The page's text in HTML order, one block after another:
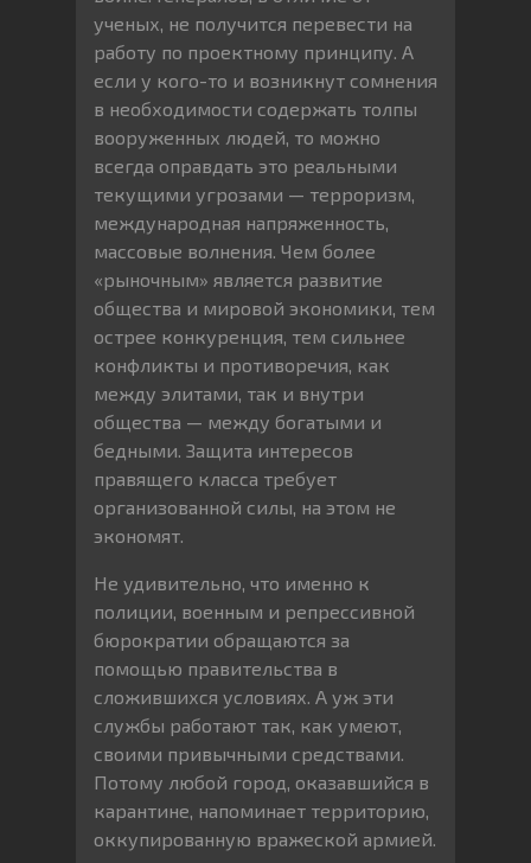
ученых, не получится перевести на
работу по проектному принципу. А
если у кого-то и возникнут сомнения
в необходимости содержать толпы
вооруженных людей, то можно
всегда оправдать это реальными
текущими угрозами — терроризм,
международная напряженность,
массовые волнения. Чем более
«рыночным» является развитие
общества и мировой экономики, тем
острее конкуренция, тем сильнее
конфликты и противоречия, как
между элитами, так и внутри
общества — между богатыми и
бедными. Защита интересов
правящего класса требует
организованной силы, на этом не
экономят.
Не удивительно, что именно к
полиции, военным и репрессивной
бюрократии обращаются за
помощью правительства в
сложившихся условиях. А уж эти
службы работают так, как умеют,
своими привычными средствами.
Потому любой город, оказавшийся в
карантине, напоминает территорию,
оккупированную вражеской армией.